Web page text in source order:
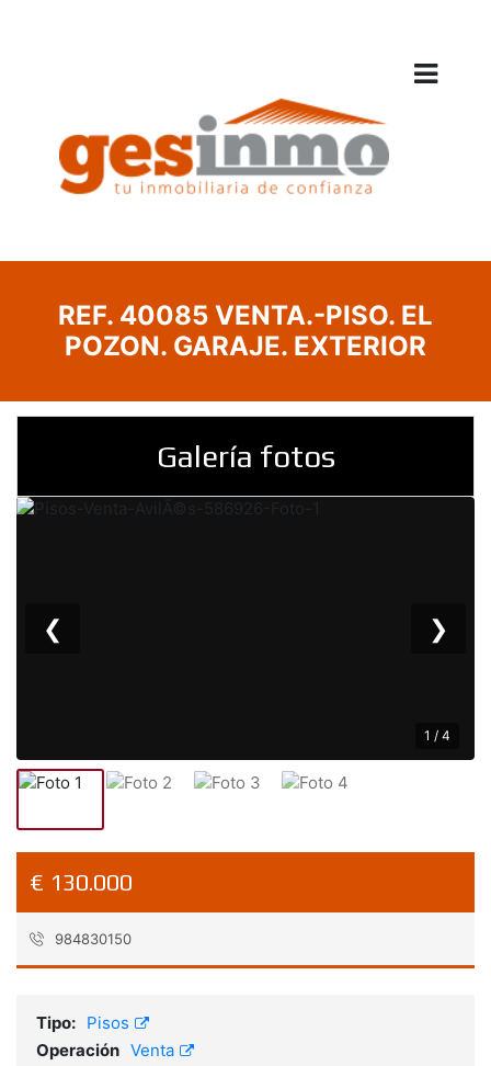
REF. 40085 VENTA.-PISO. EL
POZON. GARAJE. EXTERIOR
Galería fotos
❮ ❯
1 / 4
€ 130.000
984830150
Tipo: Pisos
Operación Venta